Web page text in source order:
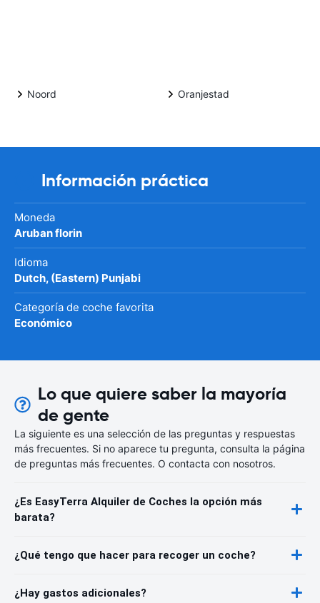
Noord Oranjestad
Información práctica
Moneda
Aruban florin
Idioma
Dutch, (Eastern) Punjabi
Categoría de coche favorita
Económico
Lo que quiere saber la mayoría
de gente
La siguiente es una selección de las preguntas y respuestas
más frecuentes. Si no aparece tu pregunta, consulta la página
de preguntas más frecuentes. O contacta con nosotros.
¿Es EasyTerra Alquiler de Coches la opción más
barata?
¿Qué tengo que hacer para recoger un coche?
¿Hay gastos adicionales?